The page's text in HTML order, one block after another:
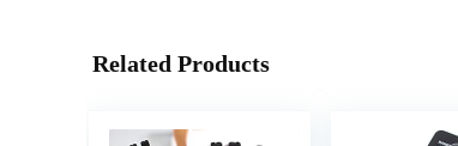
Related Products